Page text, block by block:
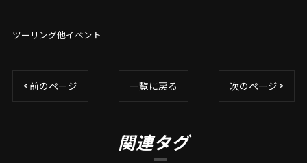
ツーリング他イベント
< 前のページ 一覧に戻る 次のページ >
関連タグ